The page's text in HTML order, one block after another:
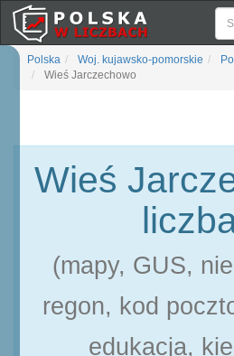
Polska Woj. kujawsko-pomorskie
Wieś Jarczechowo
Wieś
(mapy, GUS,
regon, kod
edukacja,